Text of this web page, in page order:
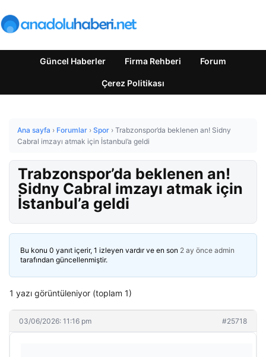
Güncel Haberler Firma Rehberi Forum
Çerez Politikası
Ana sayfa › Forumlar › Spor › Trabzonspor’da beklenen an! Sidny
Cabral imzayı atmak için İstanbul’a geldi
Trabzonspor’da beklenen an!
Sidny Cabral imzayı atmak için
İstanbul’a geldi
Bu konu 0 yanıt içerir, 1 izleyen vardır ve en son 2 ay önce admin
tarafından güncellenmiştir.
1 yazı görüntüleniyor (toplam 1)
03/06/2026: 11:16 pm #25718